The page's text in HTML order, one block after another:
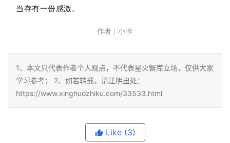
当存有一份感激。
作者 | 小卡
1、本文只代表作者个人观点，不代表星火智库立场，仅供大家
学习参考； 2、如若转载，请注明出处：
https://www.xinghuozhiku.com/33533.html
Like (3)